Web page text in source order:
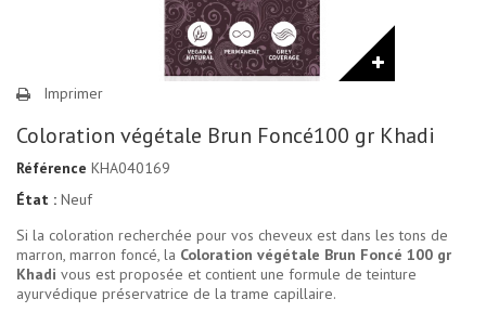
Imprimer
Coloration végétale Brun Foncé100 gr Khadi
Référence KHA040169
État : Neuf
Si la coloration recherchée pour vos cheveux est dans les tons de
marron, marron foncé, la Coloration végétale Brun Foncé 100 gr
Khadi vous est proposée et contient une formule de teinture
ayurvédique préservatrice de la trame capillaire.